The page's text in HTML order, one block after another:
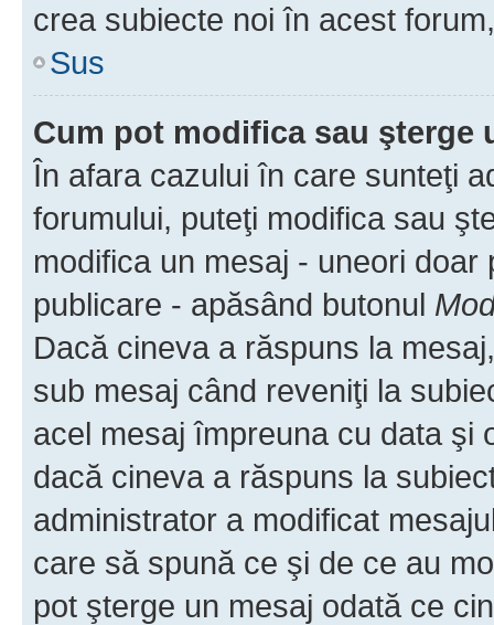
crea subiecte noi în acest
Sus
Cum pot modifica sau şterge
În afara cazului în care sunteţi
forumului, puteţi modifica sau
modifica un mesaj - uneori
publicare - apăsând butonul
Dacă cineva a răspuns la
sub mesaj când reveniţi la
acel mesaj împreuna cu data şi
dacă cineva a răspuns la
administrator a modificat
care să spună ce şi de ce au
pot şterge un mesaj odată ce